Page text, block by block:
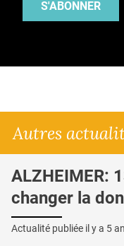
S'ABONNER
Autres
ALZHEIMER:
changer la
Actualité publiée il y a 5